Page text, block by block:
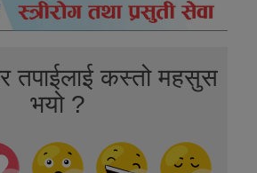
तपाईलाई कस्तो महसुस
भयो ?